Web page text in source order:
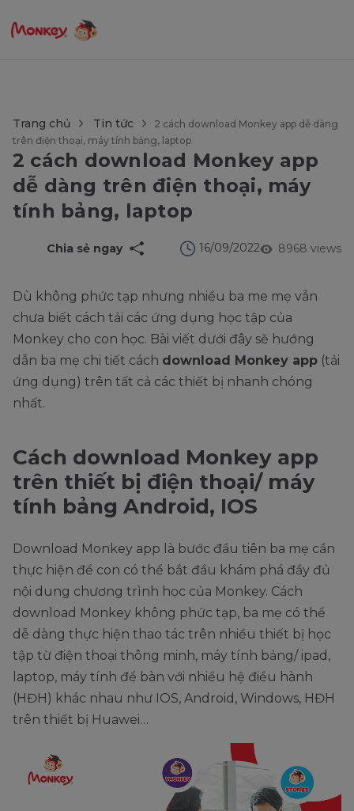
Trang chủ Tin tức
2 cách download Monkey app dễ dàng
trên điện thoại, máy tính bảng, laptop
2 cách download Monkey app
dễ dàng trên điện thoại, máy
tính bảng, laptop
8968 views
16/09/2022
Chia sẻ ngay
Dù không phức tạp nhưng nhiều ba me mẹ vẫn
chưa biết cách tải các ứng dụng học tập của
Monkey cho con học. Bài viết dưới đây sẽ hướng
dẫn ba mẹ chi tiết cách download Monkey app (tải
ứng dụng) trên tất cả các thiết bị nhanh chóng
nhất.
Cách download Monkey app
trên thiết bị điện thoại/ máy
tính bảng Android, IOS
Download Monkey app là bước đầu tiên ba mẹ cần
thực hiện để con có thể bắt đầu khám phá đầy đủ
nội dung chương trình học của Monkey. Cách
download Monkey không phức tạp, ba mẹ có thể
dễ dàng thực hiện thao tác trên nhiều thiết bị học
tập từ điện thoại thông minh, máy tính bảng/ ipad,
laptop, máy tính để bàn với nhiều hệ điều hành
(HĐH) khác nhau như IOS, Android, Windows, HĐH
trên thiết bị Huawei…